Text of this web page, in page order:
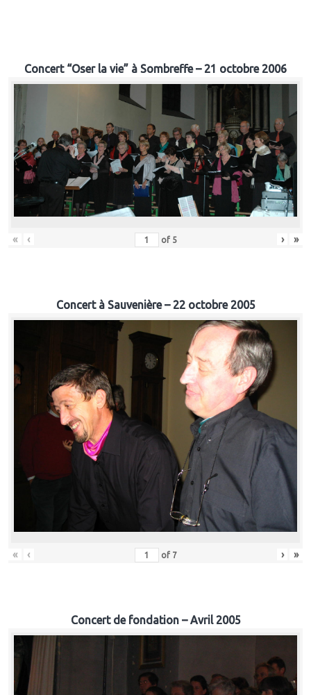
Concert “Oser la vie” à Sombreffe – 21 octobre 2006
« ‹ of 5 › »
Concert à Sauvenière – 22 octobre 2005
« ‹ of 7 › »
Concert de fondation – Avril 2005